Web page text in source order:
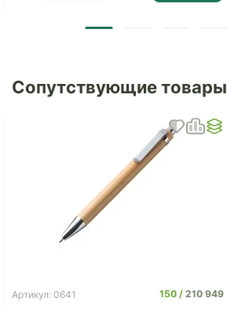
Сопутствующие товары
Артикул: 0641 150
210 949